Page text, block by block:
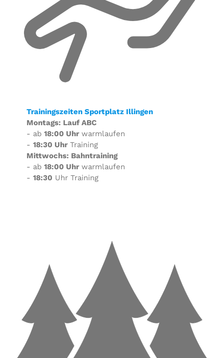
Trainingszeiten Sportplatz Illingen
Montags: Lauf ABC
- ab 18:00 Uhrwarmlaufen
- 18:30 UhrTraining
Mittwochs: Bahntraining
- ab 18:00 Uhrwarmlaufen
- 18:30 Uhr Training